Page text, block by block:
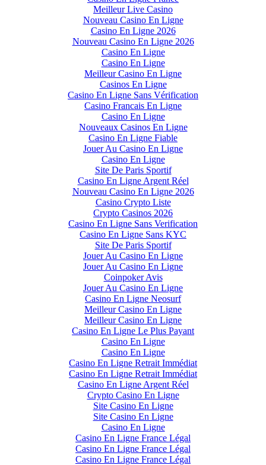
Meilleur Live Casino
Nouveau Casino En Ligne
Casino En Ligne 2026
Nouveau Casino En Ligne 2026
Casino En Ligne
Casino En Ligne
Meilleur Casino En Ligne
Casinos En Ligne
Casino En Ligne Sans Vérification
Casino Francais En Ligne
Casino En Ligne
Nouveaux Casinos En Ligne
Casino En Ligne Fiable
Jouer Au Casino En Ligne
Casino En Ligne
Site De Paris Sportif
Casino En Ligne Argent Réel
Nouveau Casino En Ligne 2026
Casino Crypto Liste
Crypto Casinos 2026
Casino En Ligne Sans Verification
Casino En Ligne Sans KYC
Site De Paris Sportif
Jouer Au Casino En Ligne
Jouer Au Casino En Ligne
Coinpoker Avis
Jouer Au Casino En Ligne
Casino En Ligne Neosurf
Meilleur Casino En Ligne
Meilleur Casino En Ligne
Casino En Ligne Le Plus Payant
Casino En Ligne
Casino En Ligne
Casino En Ligne Retrait Immédiat
Casino En Ligne Retrait Immédiat
Casino En Ligne Argent Réel
Crypto Casino En Ligne
Site Casino En Ligne
Site Casino En Ligne
Casino En Ligne
Casino En Ligne France Légal
Casino En Ligne France Légal
Casino En Ligne France Légal